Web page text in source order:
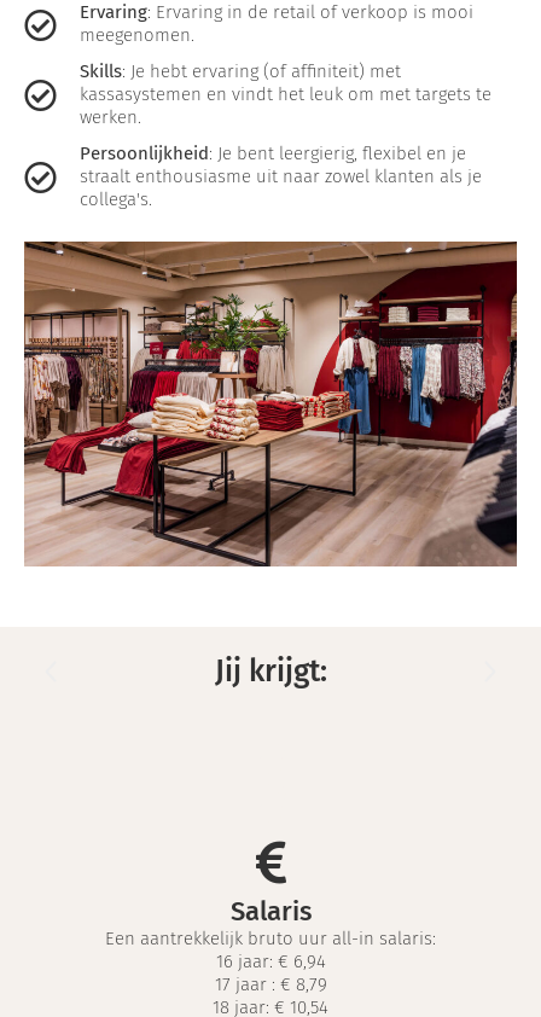
Ervaring: Ervaring in de retail of verkoop is mooi
meegenomen.
Skills: Je hebt ervaring (of affiniteit) met
kassasystemen en vindt het leuk om met targets te
werken.
Persoonlijkheid: Je bent leergierig, flexibel en je
straalt enthousiasme uit naar zowel klanten als je
collega's.
Jij krijgt:
Salaris
Een aantrekkelijk bruto uur all-in salaris:
16 jaar: € 6,94
17 jaar : € 8,79
18 jaar: € 10,54